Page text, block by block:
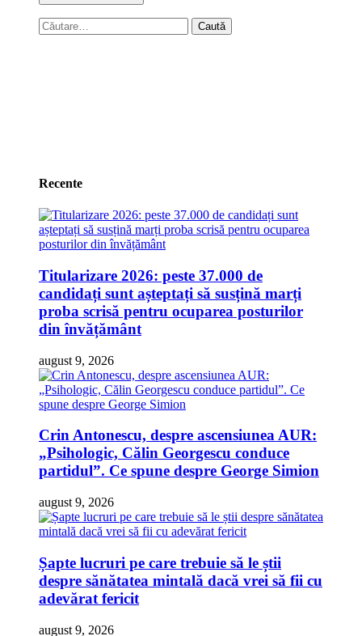
Caută
după:
Recente
Titularizare 2026: peste 37.000 de
candidați sunt așteptați să susțină marți
proba scrisă pentru ocuparea posturilor
din învățământ
august 9, 2026
Crin Antonescu, despre ascensiunea AUR:
„Psihologic, Călin Georgescu conduce
partidul”. Ce spune despre George Simion
august 9, 2026
Șapte lucruri pe care trebuie să le știi
despre sănătatea mintală dacă vrei să fii cu
adevărat fericit
august 9, 2026